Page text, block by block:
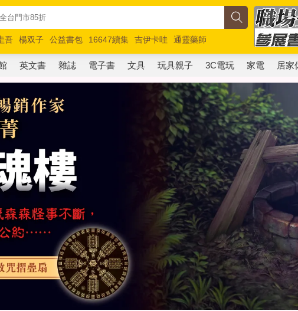
吾 楊双子 公益書包 16647續集 吉伊卡哇
通靈藥師
路邊攤新作
馬斯克 玩具總動員5 超慢跑
英文書 雜誌 電子書 文具 玩具親子 3C電玩 家電 居家